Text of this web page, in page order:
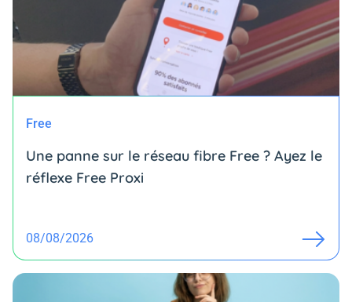
Free
Une panne sur le réseau fibre Free ? Ayez le
réflexe Free Proxi
08/08/2026